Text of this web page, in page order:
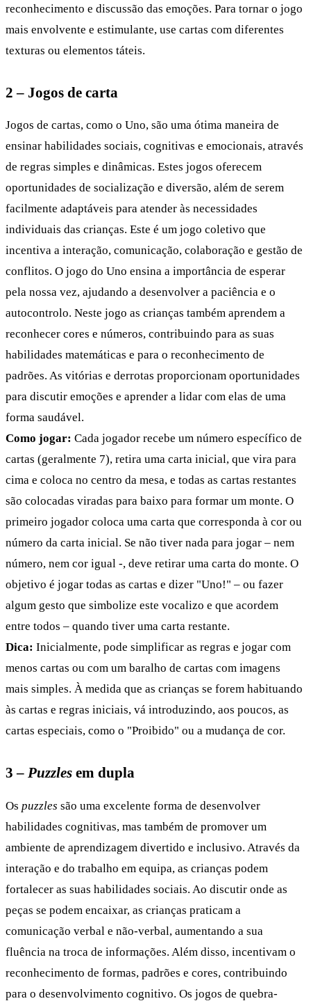
reconhecimento e discussão das emoções. Para tornar o jogo
mais envolvente e estimulante, use cartas com diferentes
texturas ou elementos táteis.
2 – Jogos de carta
Jogos de cartas, como o Uno, são uma ótima maneira de
ensinar habilidades sociais, cognitivas e emocionais, através
de regras simples e dinâmicas. Estes jogos oferecem
oportunidades de socialização e diversão, além de serem
facilmente adaptáveis para atender às necessidades
individuais das crianças. Este é um jogo coletivo que
incentiva a interação, comunicação, colaboração e gestão de
conflitos. O jogo do Uno ensina a importância de esperar
pela nossa vez, ajudando a desenvolver a paciência e o
autocontrolo. Neste jogo as crianças também aprendem a
reconhecer cores e números, contribuindo para as suas
habilidades matemáticas e para o reconhecimento de
padrões. As vitórias e derrotas proporcionam oportunidades
para discutir emoções e aprender a lidar com elas de uma
forma saudável.
Como jogar: Cada jogador recebe um número específico de
cartas (geralmente 7), retira uma carta inicial, que vira para
cima e coloca no centro da mesa, e todas as cartas restantes
são colocadas viradas para baixo para formar um monte. O
primeiro jogador coloca uma carta que corresponda à cor ou
número da carta inicial. Se não tiver nada para jogar – nem
número, nem cor igual -, deve retirar uma carta do monte. O
objetivo é jogar todas as cartas e dizer "Uno!" – ou fazer
algum gesto que simbolize este vocalizo e que acordem
entre todos – quando tiver uma carta restante.
Dica: Inicialmente, pode simplificar as regras e jogar com
menos cartas ou com um baralho de cartas com imagens
mais simples. À medida que as crianças se forem habituando
às cartas e regras iniciais, vá introduzindo, aos poucos, as
cartas especiais, como o "Proibido" ou a mudança de cor.
3 – Puzzles em dupla
Os puzzles são uma excelente forma de desenvolver
habilidades cognitivas, mas também de promover um
ambiente de aprendizagem divertido e inclusivo. Através da
interação e do trabalho em equipa, as crianças podem
fortalecer as suas habilidades sociais. Ao discutir onde as
peças se podem encaixar, as crianças praticam a
comunicação verbal e não-verbal, aumentando a sua
fluência na troca de informações. Além disso, incentivam o
reconhecimento de formas, padrões e cores, contribuindo
para o desenvolvimento cognitivo. Os jogos de quebra-